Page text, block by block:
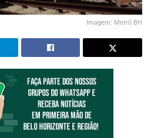
Imagem: Metrô BH